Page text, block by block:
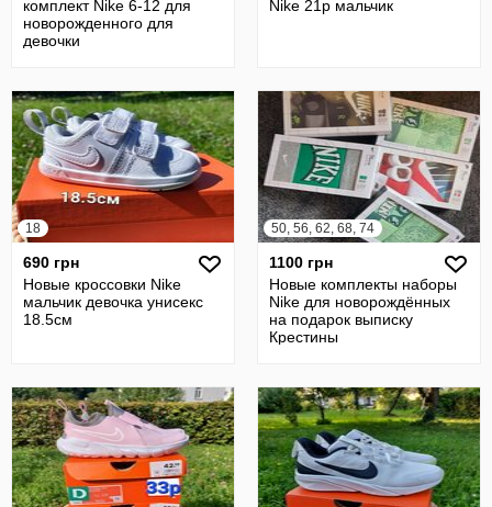
комплект Nike 6-12 для
новорожденного для
девочки
Nike 21p мальчик
18
690 грн
Новые кроссовки Nike
мальчик девочка унисекс
18.5см
50, 56, 62, 68, 74
1100 грн
Новые комплекты наборы
Nike для новорождённых
на подарок выписку
Крестины